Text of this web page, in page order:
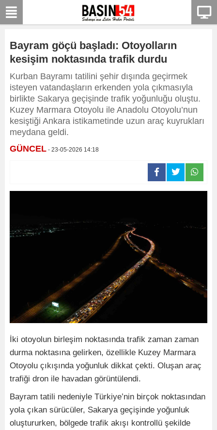
Bayram göçü başladı: Otoyolların
kesişim noktasında trafik durdu
Kurban Bayramı tatilini şehir dışında geçirmek
isteyen vatandaşların erkenden yola çıkmasıyla
birlikte Sakarya geçişinde trafik yoğunluğu oluştu.
Kuzey Marmara Otoyolu ile Anadolu Otoyolu’nun
kesiştiği Ankara istikametinde uzun araç kuyrukları
meydana geldi.
GÜNCEL - 23-05-2026 14:18
İki otoyolun birleşim noktasında trafik zaman zaman
durma noktasına gelirken, özellikle Kuzey Marmara
Otoyolu çıkışında yoğunluk dikkat çekti. Oluşan araç
trafiği dron ile havadan görüntülendi.
Bayram tatili nedeniyle Türkiye’nin birçok noktasından
yola çıkan sürücüler, Sakarya geçişinde yoğunluk
oluştururken, bölgede trafik akışı kontrollü şekilde